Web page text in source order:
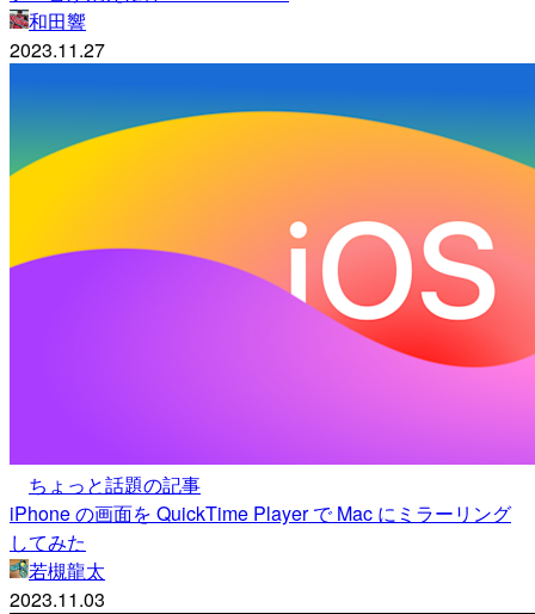
和田響
2023.11.27
ちょっと話題の記事
iPhone の画面を QuickTime Player で Mac にミラーリング
してみた
若槻龍太
2023.11.03